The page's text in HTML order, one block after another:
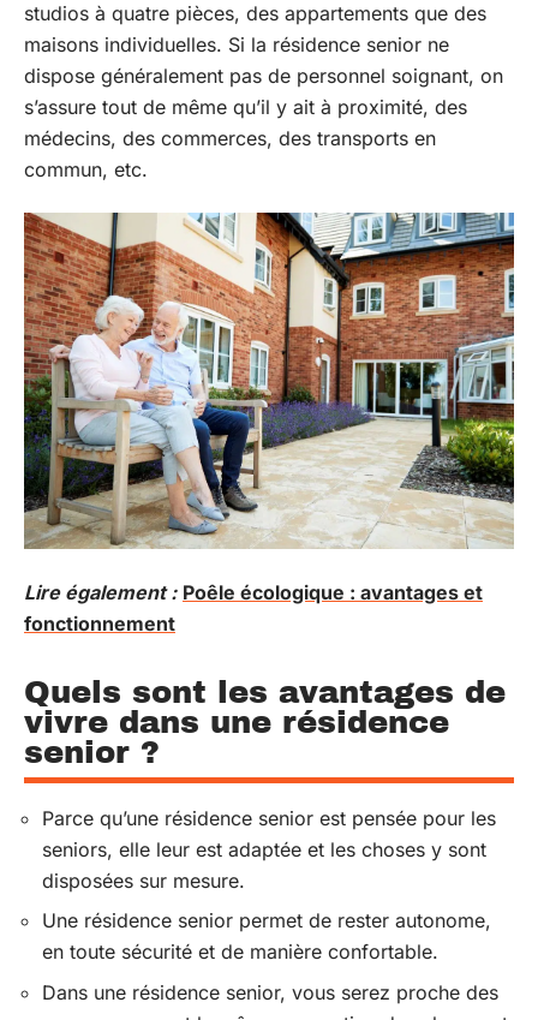
studios à quatre pièces, des appartements que des
maisons individuelles. Si la résidence senior ne
dispose généralement pas de personnel soignant, on
s’assure tout de même qu’il y ait à proximité, des
médecins, des commerces, des transports en
commun, etc.
Lire également : Poêle écologique : avantages et
fonctionnement
Quels sont les avantages de
vivre dans une résidence
senior ?
Parce qu’une résidence senior est pensée pour les
seniors, elle leur est adaptée et les choses y sont
disposées sur mesure.
Une résidence senior permet de rester autonome,
en toute sécurité et de manière confortable.
Dans une résidence senior, vous serez proche des